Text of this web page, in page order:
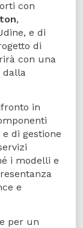
con
,
e di
di
con una
dalla
in
di gestione
i modelli e
e
per un